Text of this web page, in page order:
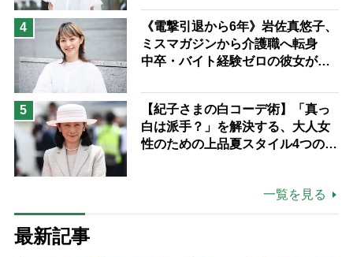
場は「愛おしい」
4
《電撃引退から6年》岩佐真悠子、
ミスマガジンから介護職へ転身
中卒・バイト経験ゼロの彼女が見
ながら自分らしくいられる」
5
【紀子さまの白コーデ術】「真っ
白は派手？」を解決する、大人女
性のための上品夏スタイル4つのコ
一覧を見る
最新記事